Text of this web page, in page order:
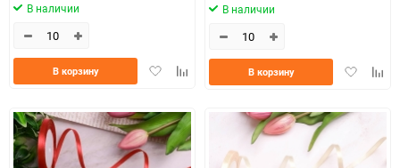
В наличии
ДобавитьДобавить
В корзину
В наличии
Добавить
В корзину